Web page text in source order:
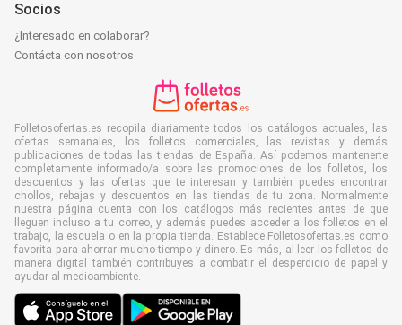
Socios
¿Interesado en colaborar?
Contácta con nosotros
Folletosofertas.es recopila diariamente todos los catálogos actuales, las
ofertas semanales, los folletos comerciales, las revistas y demás
publicaciones de todas las tiendas de España. Así podemos mantenerte
completamente informado/a sobre las promociones de los folletos, los
descuentos y las ofertas que te interesan y también puedes encontrar
chollos, rebajas y descuentos en las tiendas de tu zona. Normalmente
nuestra página cuenta con los catálogos más recientes antes de que
lleguen incluso a tu correo, y además puedes acceder a los folletos en el
trabajo, la escuela o en la propia tienda. Establece Folletosofertas.es como
favorita para ahorrar mucho tiempo y dinero. Es más, al leer los folletos de
manera digital también contribuyes a combatir el desperdicio de papel y
ayudar al medioambiente.